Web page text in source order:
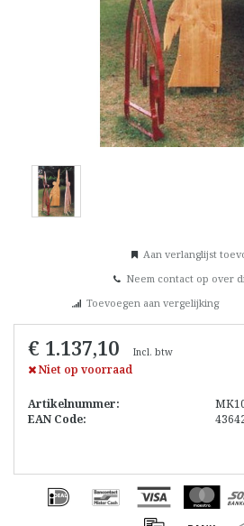
Aan verlanglijst
Neem contact op over
Toevoegen aan vergelijking
€ 1.137,10 Incl. btw
Niet op voorraad
Artikelnummer:
EAN Code: